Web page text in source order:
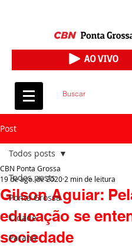
Post
Todos posts
Ponta Grossa
Cidade
Paraná
Todos posts
Gilson Aguiar:
educação se
sociedade
CBN Ponta Grossa
19 de ago. de 2020 2 min de leitura